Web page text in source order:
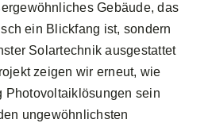
Gebäude, das
ein Blickfang ist, sondern
Solartechnik ausgestattet
zeigen wir erneut, wie
Photovoltaiklösungen sein
ungewöhnlichsten